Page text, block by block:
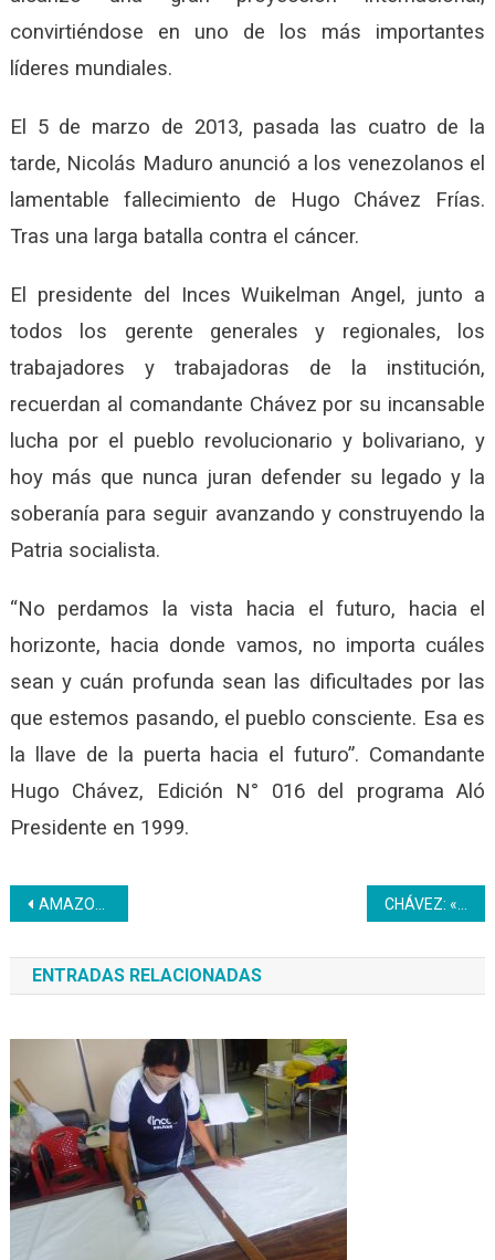
convirtiéndose en uno de los más importantes
líderes mundiales.
El 5 de marzo de 2013, pasada las cuatro de la
tarde, Nicolás Maduro anunció a los venezolanos el
lamentable fallecimiento de Hugo Chávez Frías.
Tras una larga batalla contra el cáncer.
El presidente del Inces Wuikelman Angel, junto a
todos los gerente generales y regionales, los
trabajadores y trabajadoras de la institución,
recuerdan al comandante Chávez por su incansable
lucha por el pueblo revolucionario y bolivariano, y
hoy más que nunca juran defender su legado y la
soberanía para seguir avanzando y construyendo la
Patria socialista.
“No perdamos la vista hacia el futuro, hacia el
horizonte, hacia donde vamos, no importa cuáles
sean y cuán profunda sean las dificultades por las
que estemos pasando, el pueblo consciente. Esa es
la llave de la puerta hacia el futuro”. Comandante
Hugo Chávez, Edición N° 016 del programa Aló
Presidente en 1999.
Navegación
de
entradas
AMAZONAS* | Continúan los trabajos de recuperación en el Materno Infantil
ENTRADAS RELACIONADAS